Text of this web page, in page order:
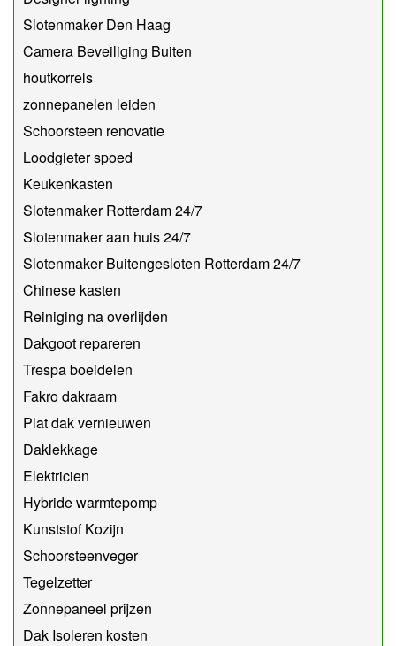
Slotenmaker Den Haag
Camera Beveiliging Buiten
houtkorrels
zonnepanelen leiden
Schoorsteen renovatie
Loodgieter spoed
Keukenkasten
Slotenmaker Rotterdam 24/7
Slotenmaker aan huis 24/7
Slotenmaker Buitengesloten Rotterdam 24/7
Chinese kasten
Reiniging na overlijden
Dakgoot repareren
Trespa boeidelen
Fakro dakraam
Plat dak vernieuwen
Daklekkage
Elektricien
Hybride warmtepomp
Kunststof Kozijn
Schoorsteenveger
Tegelzetter
Zonnepaneel prijzen
Dak Isoleren kosten